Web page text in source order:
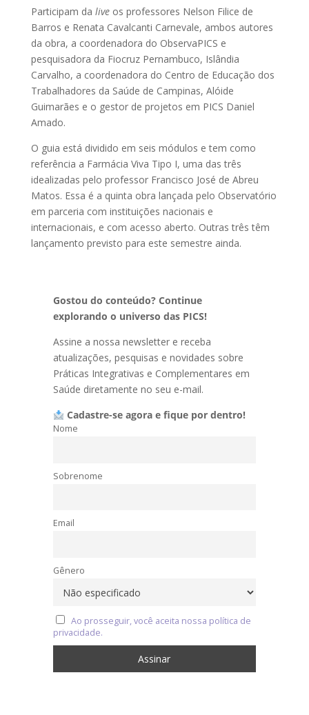
Participam da live os professores Nelson Filice de
Barros e Renata Cavalcanti Carnevale, ambos autores
da obra, a coordenadora do ObservaPICS e
pesquisadora da Fiocruz Pernambuco, Islândia
Carvalho, a coordenadora do Centro de Educação dos
Trabalhadores da Saúde de Campinas, Alóide
Guimarães e o gestor de projetos em PICS Daniel
Amado.
O guia está dividido em seis módulos e tem como
referência a Farmácia Viva Tipo I, uma das três
idealizadas pelo professor Francisco José de Abreu
Matos. Essa é a quinta obra lançada pelo Observatório
em parceria com instituições nacionais e
internacionais, e com acesso aberto. Outras três têm
lançamento previsto para este semestre ainda.
Gostou do conteúdo? Continue
explorando o universo das PICS!
Assine a nossa newsletter e receba
atualizações, pesquisas e novidades sobre
Práticas Integrativas e Complementares em
Saúde diretamente no seu e-mail.
Cadastre-se agora e fique por dentro!
Nome
Sobrenome
Email
Gênero
Ao prosseguir, você aceita nossa política de
privacidade.